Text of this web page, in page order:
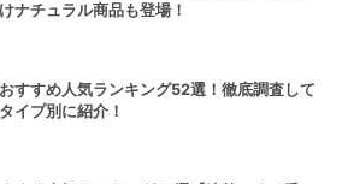
ナチュラル商品も登場！
すすめ人気ランキング52選！徹底調査して
イプ別に紹介！